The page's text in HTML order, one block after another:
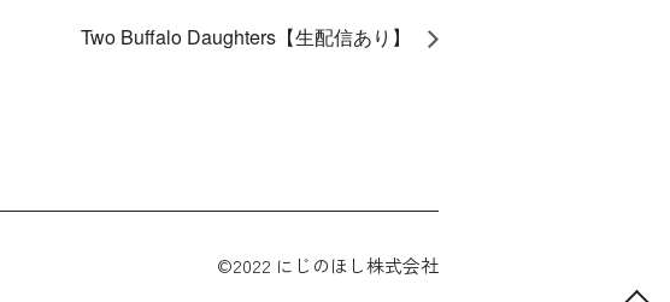
Two Buffalo Daughters【生配信あり】
©2022 にじのほし株式会社